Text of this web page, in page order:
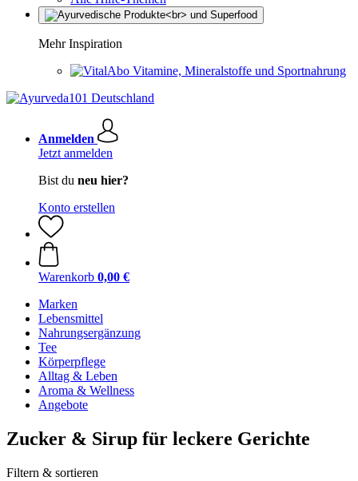
Mehr Inspiration
Vitamine, Mineralstoffe und Sportnahrung
Anmelden
Jetzt anmelden
Bist du neu hier?
Konto erstellen
Warenkorb 0,00 €
Marken
Lebensmittel
Nahrungsergänzung
Tee
Körperpflege
Alltag & Leben
Aroma & Wellness
Angebote
Zucker & Sirup für leckere Gerichte
Filtern & sortieren